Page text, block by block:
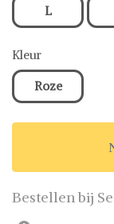
L
Kleur
Roze
Bestellen bij